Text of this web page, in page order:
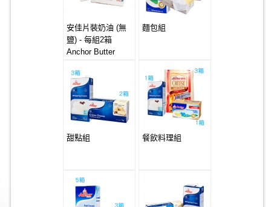
安佳片裝奶油 (無
鹽) - 每組2箱
Anchor Butter
(Unsalted)
麵包組
甜點組 餐飲料理組